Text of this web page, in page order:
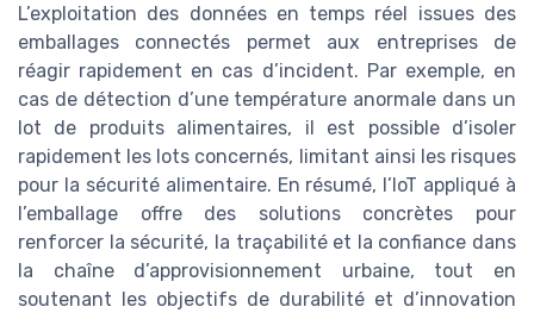
L’exploitation des données en temps réel issues des
emballages connectés permet aux entreprises de
réagir rapidement en cas d’incident. Par exemple, en
cas de détection d’une température anormale dans un
lot de produits alimentaires, il est possible d’isoler
rapidement les lots concernés, limitant ainsi les risques
pour la sécurité alimentaire. En résumé, l’IoT appliqué à
l’emballage offre des solutions concrètes pour
renforcer la sécurité, la traçabilité et la confiance dans
la chaîne d’approvisionnement urbaine, tout en
soutenant les objectifs de durabilité et d’innovation